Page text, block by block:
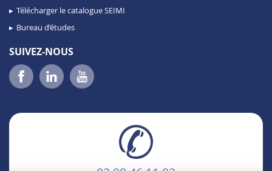
Télécharger le catalogue SEIMI
Bureau d’études
SUIVEZ-NOUS